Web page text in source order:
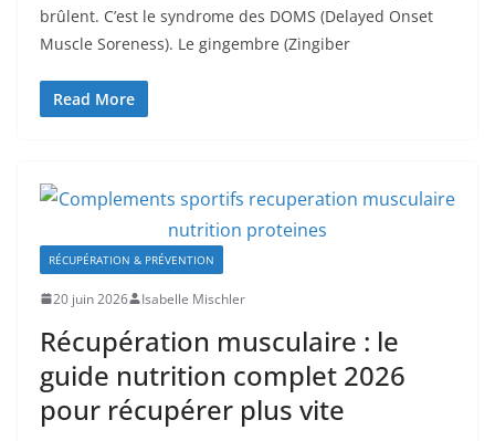
brûlent. C’est le syndrome des DOMS (Delayed Onset
Muscle Soreness). Le gingembre (Zingiber
Read More
RÉCUPÉRATION & PRÉVENTION
20 juin 2026 Isabelle Mischler
Récupération musculaire : le
guide nutrition complet 2026
pour récupérer plus vite